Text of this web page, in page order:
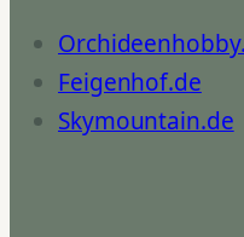
Feigenhof.de
Skymountain.de